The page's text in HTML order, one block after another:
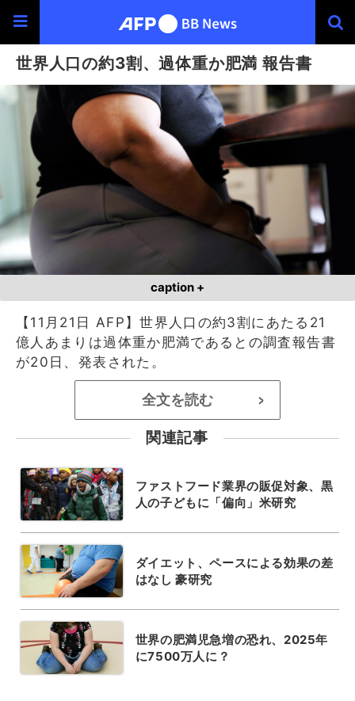
世界人口の約3割、過体重か肥満 報告書
caption +
【11月21日 AFP】世界人口の約3割にあたる21
億人あまりは過体重か肥満であるとの調査報告書
が20日、発表された。
全文を読む >
関連記事
ファストフード業界の販促対象、黒
人の子どもに「偏向」米研究
ダイエット、ペースによる効果の差
はなし 豪研究
世界の肥満児急増の恐れ、2025年
に7500万人に？